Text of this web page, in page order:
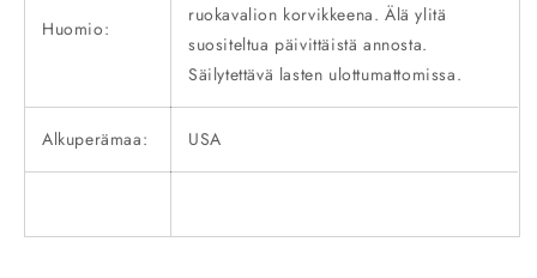
Huomio:
ruokavalion korvikkeena. Älä ylitä
suositeltua päivittäistä annosta.
Säilytettävä lasten ulottumattomissa.
Alkuperämaa: USA